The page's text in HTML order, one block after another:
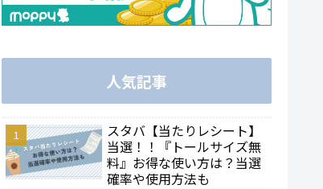
人気記事
スタバ【当たりレシート】
当選！！『トールサイズ無
料』お得な使い方は？当選
確率や使用方法も